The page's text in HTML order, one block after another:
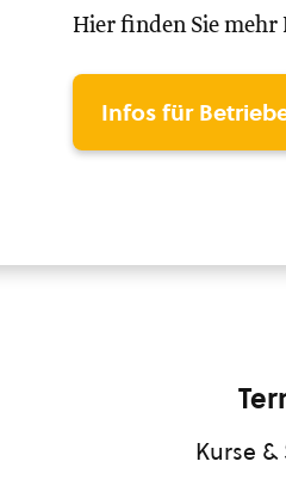
Hier finden Sie mehr
Infos für
Kurse